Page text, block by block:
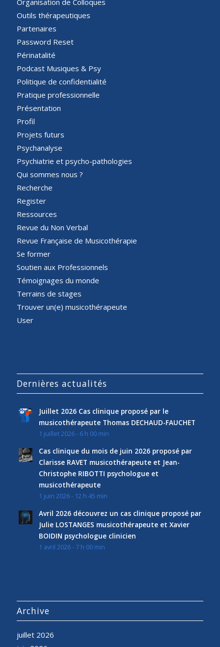
Outils thérapeutiques
Partenaires
Password Reset
Périnatalité
Podcast Musiques & Psy
Politique de confidentialité
Pratique professionnelle
Présentation
Profil
Projets futurs
Psychanalyse
Psychiatrie et psycho-pathologies
Qui sommes nous ?
Recherche
Register
Ressources
Revue du Non Verbal
Revue Française de Musicothérapie
Se former
Soutien aux Professionnels
Témoignages du monde
Terrains de stages
Trouver un(e) musicothérapeute
User
Dernières actualités
Juillet 2026 Cas clinique proposé par le
musicothérapeute Thomas DECHAUD-FAUCHET
1 juillet 2026 - 6 h 00 min
Cas clinique du mois de juin 2026 proposé par
Clarisse RAVET musicothérapeute et Jean-
Christophe RIBOTTI psychologue et
musicothérapeute
1 juin 2026 - 12 h 45 min
Avril 2026 découvrez un cas clinique proposé par
Julie LOSTANGES musicothérapeute et Xavier
BOIDIN psychologue clinicien
1 avril 2026 - 7 h 00 min
Archive
juillet 2026